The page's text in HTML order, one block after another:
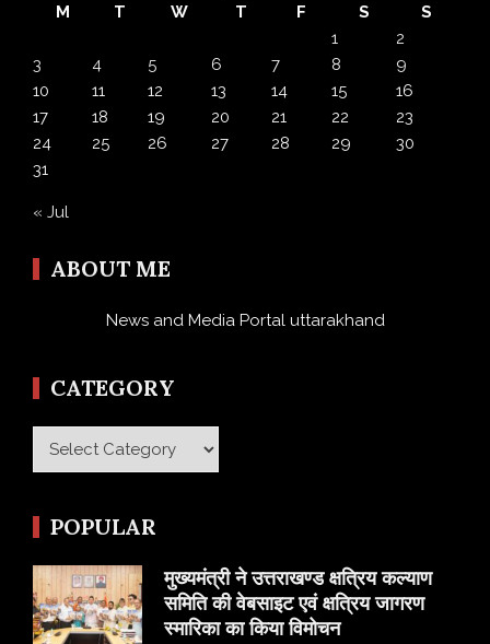
M
T W T F S
S
1
2
3
4 5 6 7 8
9
10
11 12 13 14 15
16
17
18 19 20 21 22
23
24
25 26 27 28 29
30
31
« Jul
ABOUT ME
News and Media Portal uttarakhand
CATEGORY
Category
POPULAR
मुख्यमंत्री ने उत्तराखण्ड क्षत्रिय कल्याण
समिति की वेबसाइट एवं क्षत्रिय जागरण
स्मारिका का किया विमोचन